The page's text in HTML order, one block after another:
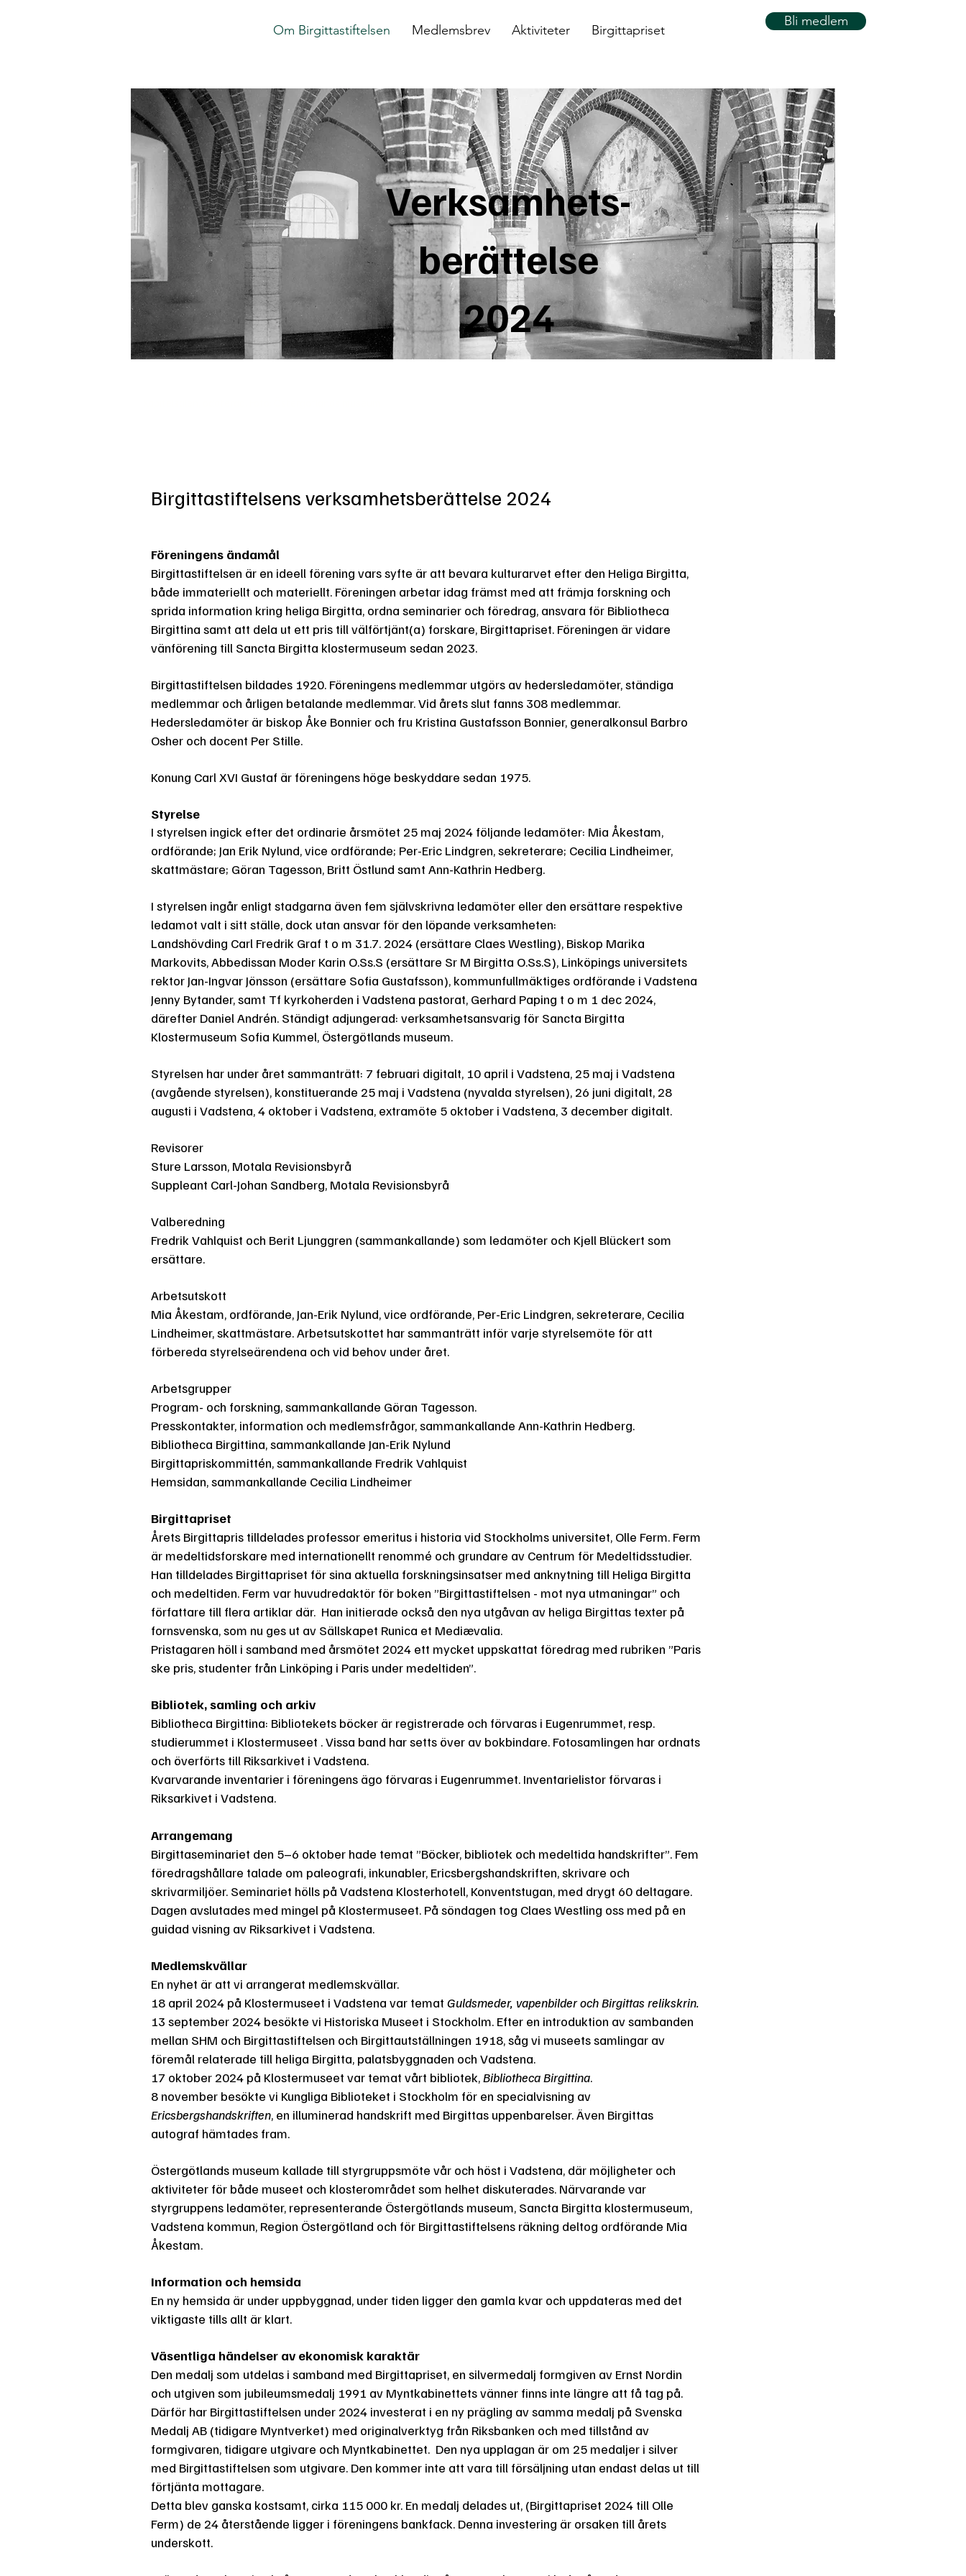
Bli medlem
Om Birgittastiftelsen Medlemsbrev Aktiviteter Birgittapriset
Verksamhets-
berättelse
2024
Birgittastiftelsens verksamhetsberättelse 2024
Föreningens ändamål
Birgittastiftelsen är en ideell förening vars syfte är att bevara kulturarvet efter den Heliga Birgitta,
både immateriellt och materiellt. Föreningen arbetar idag främst med att främja forskning och
sprida information kring heliga Birgitta, ordna seminarier och föredrag, ansvara för Bibliotheca
Birgittina samt att dela ut ett pris till välförtjänt(a) forskare, Birgittapriset. Föreningen är vidare
vänförening till Sancta Birgitta klostermuseum sedan 2023.
Birgittastiftelsen bildades 1920. Föreningens medlemmar utgörs av hedersledamöter, ständiga
medlemmar och årligen betalande medlemmar. Vid årets slut fanns 308 medlemmar.
Hedersledamöter är biskop Åke Bonnier och fru Kristina Gustafsson Bonnier, generalkonsul Barbro
Osher och docent Per Stille.
Konung Carl XVI Gustaf är föreningens höge beskyddare sedan 1975.
Styrelse
I styrelsen ingick efter det ordinarie årsmötet 25 maj 2024 följande ledamöter: Mia Åkestam,
ordförande; Jan Erik Nylund, vice ordförande; Per-Eric Lindgren, sekreterare; Cecilia Lindheimer,
skattmästare; Göran Tagesson, Britt Östlund samt Ann-Kathrin Hedberg.
I styrelsen ingår enligt stadgarna även fem självskrivna ledamöter eller den ersättare respektive
ledamot valt i sitt ställe, dock utan ansvar för den löpande verksamheten:
Landshövding Carl Fredrik Graf t o m 31.7. 2024 (ersättare Claes Westling), Biskop Marika
Markovits, Abbedissan Moder Karin O.Ss.S (ersättare Sr M Birgitta O.Ss.S), Linköpings universitets
rektor Jan-Ingvar Jönsson (ersättare Sofia Gustafsson), kommunfullmäktiges ordförande i Vadstena
Jenny Bytander, samt Tf kyrkoherden i Vadstena pastorat, Gerhard Paping t o m 1 dec 2024,
därefter Daniel Andrén. Ständigt adjungerad: verksamhetsansvarig för Sancta Birgitta
Klostermuseum Sofia Kummel, Östergötlands museum.
Styrelsen har under året sammanträtt: 7 februari digitalt, 10 april i Vadstena, 25 maj i Vadstena
(avgående styrelsen), konstituerande 25 maj i Vadstena (nyvalda styrelsen), 26 juni digitalt, 28
augusti i Vadstena, 4 oktober i Vadstena, extramöte 5 oktober i Vadstena, 3 december digitalt.
Revisorer
Sture Larsson, Motala Revisionsbyrå
Suppleant Carl-Johan Sandberg, Motala Revisionsbyrå
Valberedning
Fredrik Vahlquist och Berit Ljunggren (sammankallande) som ledamöter och Kjell Blückert som
ersättare.
Arbetsutskott
Mia Åkestam, ordförande, Jan-Erik Nylund, vice ordförande, Per-Eric Lindgren, sekreterare, Cecilia
Lindheimer, skattmästare. Arbetsutskottet har sammanträtt inför varje styrelsemöte för att
förbereda styrelseärendena och vid behov under året.
Arbetsgrupper
Program- och forskning, sammankallande Göran Tagesson.
Presskontakter, information och medlemsfrågor, sammankallande Ann-Kathrin Hedberg.
Bibliotheca Birgittina, sammankallande Jan-Erik Nylund
Birgittapriskommittén, sammankallande Fredrik Vahlquist
Hemsidan, sammankallande Cecilia Lindheimer
Birgittapriset
Årets Birgittapris tilldelades professor emeritus i historia vid Stockholms universitet, Olle Ferm. Ferm
är medeltidsforskare med internationellt renommé och grundare av Centrum för Medeltidsstudier.
Han tilldelades Birgittapriset för sina aktuella forskningsinsatser med anknytning till Heliga Birgitta
och medeltiden. Ferm var huvudredaktör för boken ”Birgittastiftelsen - mot nya utmaningar” och
författare till flera artiklar där. Han initierade också den nya utgåvan av heliga Birgittas texter på
fornsvenska, som nu ges ut av Sällskapet Runica et Mediævalia.
Pristagaren höll i samband med årsmötet 2024 ett mycket uppskattat föredrag med rubriken ”Paris
ske pris, studenter från Linköping i Paris under medeltiden”.
Bibliotek, samling och arkiv
Bibliotheca Birgittina: Bibliotekets böcker är registrerade och förvaras i Eugenrummet, resp.
studierummet i Klostermuseet . Vissa band har setts över av bokbindare. Fotosamlingen har ordnats
och överförts till Riksarkivet i Vadstena.
Kvarvarande inventarier i föreningens ägo förvaras i Eugenrummet. Inventarielistor förvaras i
Riksarkivet i Vadstena.
Arrangemang
Birgittaseminariet den 5–6 oktober hade temat ”Böcker, bibliotek och medeltida handskrifter”. Fem
föredragshållare talade om paleografi, inkunabler, Ericsbergshandskriften, skrivare och
skrivarmiljöer. Seminariet hölls på Vadstena Klosterhotell, Konventstugan, med drygt 60 deltagare.
Dagen avslutades med mingel på Klostermuseet. På söndagen tog Claes Westling oss med på en
guidad visning av Riksarkivet i Vadstena.
Medlemskvällar
En nyhet är att vi arrangerat medlemskvällar.
18 april 2024 på Klostermuseet i Vadstena var temat Guldsmeder, vapenbilder och Birgittas relikskrin.
13 september 2024 besökte vi Historiska Museet i Stockholm. Efter en introduktion av sambanden
mellan SHM och Birgittastiftelsen och Birgittautställningen 1918, såg vi museets samlingar av
föremål relaterade till heliga Birgitta, palatsbyggnaden och Vadstena.
17 oktober 2024 på Klostermuseet var temat vårt bibliotek,Bibliotheca Birgittina.
8 november besökte vi Kungliga Biblioteket i Stockholm för en specialvisning av
Ericsbergshandskriften, en illuminerad handskrift med Birgittas uppenbarelser. Även Birgittas
autograf hämtades fram.
Östergötlands museum kallade till styrgruppsmöte vår och höst i Vadstena, där möjligheter och
aktiviteter för både museet och klosterområdet som helhet diskuterades. Närvarande var
styrgruppens ledamöter, representerande Östergötlands museum, Sancta Birgitta klostermuseum,
Vadstena kommun, Region Östergötland och för Birgittastiftelsens räkning deltog ordförande Mia
Åkestam.
Information och hemsida
En ny hemsida är under uppbyggnad, under tiden ligger den gamla kvar och uppdateras med det
viktigaste tills allt är klart.
Väsentliga händelser av ekonomisk karaktär
Den medalj som utdelas i samband med Birgittapriset, en silvermedalj formgiven av Ernst Nordin
och utgiven som jubileumsmedalj 1991 av Myntkabinettets vänner finns inte längre att få tag på.
Därför har Birgittastiftelsen under 2024 investerat i en ny prägling av samma medalj på Svenska
Medalj AB (tidigare Myntverket) med originalverktyg från Riksbanken och med tillstånd av
formgivaren, tidigare utgivare och Myntkabinettet. Den nya upplagan är om 25 medaljer i silver
med Birgittastiftelsen som utgivare. Den kommer inte att vara till försäljning utan endast delas ut till
förtjänta mottagare.
Detta blev ganska kostsamt, cirka 115 000 kr. En medalj delades ut, (Birgittapriset 2024 till Olle
Ferm) de 24 återstående ligger i föreningens bankfack. Denna investering är orsaken till årets
underskott.